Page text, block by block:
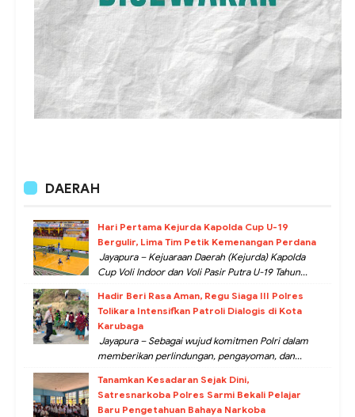
DAERAH
Hari Pertama Kejurda Kapolda Cup U-19
Bergulir, Lima Tim Petik Kemenangan Perdana
Jayapura – Kejuaraan Daerah (Kejurda) Kapolda
Cup Voli Indoor dan Voli Pasir Putra U-19 Tahun...
Hadir Beri Rasa Aman, Regu Siaga III Polres
Tolikara Intensifkan Patroli Dialogis di Kota
Karubaga
Jayapura – Sebagai wujud komitmen Polri dalam
memberikan perlindungan, pengayoman, dan...
Tanamkan Kesadaran Sejak Dini,
Satresnarkoba Polres Sarmi Bekali Pelajar
Baru Pengetahuan Bahaya Narkoba